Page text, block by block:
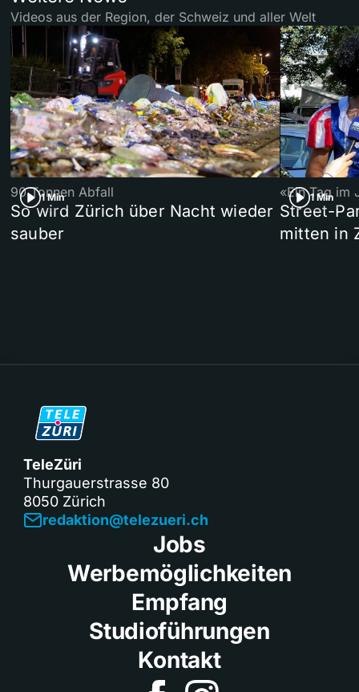
Videos aus der Region, der Schweiz und aller Welt
1 Min
90 Tonnen Abfall
So wird Zürich über Nacht wieder
sauber
1 Min
«Ein Tag im
Street-
mitten in
TeleZüri
Thurgauerstrasse 80
8050 Zürich
redaktion@telezueri.ch
Jobs
Werbemöglichkeiten
Empfang
Studioführungen
Kontakt